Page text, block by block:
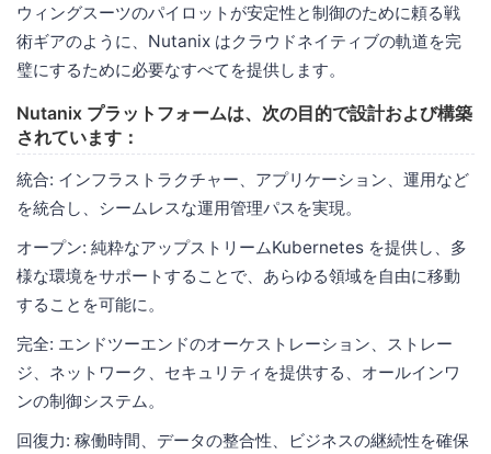
ウィングスーツのパイロットが安定性と制御のために頼る戦
術ギアのように、Nutanix はクラウドネイティブの軌道を完
璧にするために必要なすべてを提供します。
Nutanix プラットフォームは、次の目的で設計および構築
されています：
統合: インフラストラクチャー、アプリケーション、運用など
を統合し、シームレスな運用管理パスを実現。
オープン: 純粋なアップストリームKubernetes を提供し、多
様な環境をサポートすることで、あらゆる領域を自由に移動
することを可能に。
完全: エンドツーエンドのオーケストレーション、ストレー
ジ、ネットワーク、セキュリティを提供する、オールインワ
ンの制御システム。
回復力: 稼働時間、データの整合性、ビジネスの継続性を確保